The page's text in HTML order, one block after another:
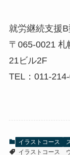
就労継続支援
〒065-0021 札
21ビル2F
TEL：011-
イラストコース
イラストコース